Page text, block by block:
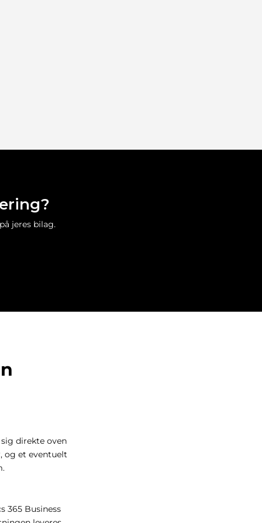
jeres bilag.
direkte oven
og et eventuelt
365 Business